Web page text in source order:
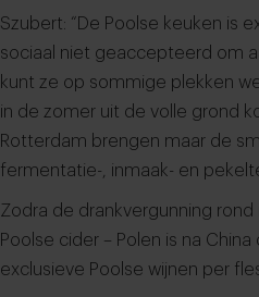
Szubert: “De Poolse keuken is
sociaal niet geaccepteerd om
kunt ze op sommige plekken
in de zomer uit de volle grond
Rotterdam brengen maar de
fermentatie-, inmaak- en
Zodra de drankvergunning
Poolse cider – Polen is na
exclusieve Poolse wijnen per